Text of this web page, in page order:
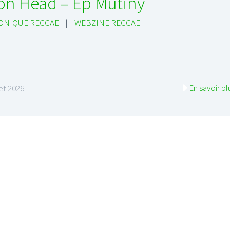
REGGAE | WEBZINE REGGAE
2026 En savoir